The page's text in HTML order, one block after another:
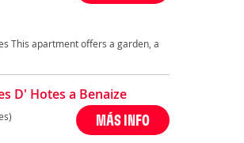
This apartment offers a garden, a
D' Hotes a Benaize
MÁS INFO